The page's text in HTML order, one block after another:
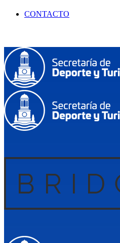
CONTACTO